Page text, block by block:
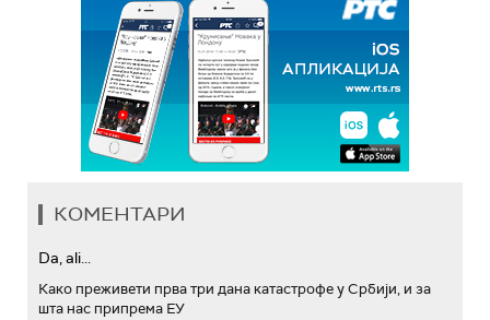
КОМЕНТАРИ
Da, ali...
Како преживети прва три дана катастрофе у Србији, и за
шта нас припрема ЕУ